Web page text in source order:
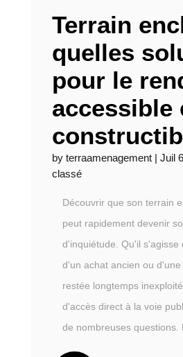
Terrain
quelles
pour le
accessible
by terraamenagement| Juil
classé
Découvrir que son terrain
peut rapidement devenir
d'inquiétude. Qu'il s'agisse
d'un achat ancien ou d'une
restée longtemps
d'accès direct à la voie
de nombreuses questions.